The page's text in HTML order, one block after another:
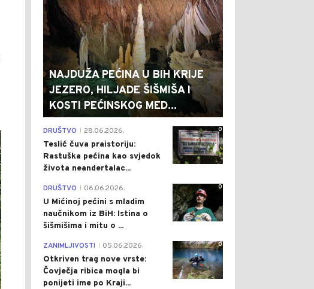
NAJDUŽA PEĆINA U BIH KRIJE
JEZERO, HILJADE ŠIŠMIŠA I
KOSTI PEĆINSKOG MED...
0
DRUŠTVO 28.06.2026.
Teslić čuva praistoriju:
Rastuška pećina kao svjedok
života neandertalac...
0
DRUŠTVO 06.06.2026.
U Mićinoj pećini s mladim
naučnikom iz BiH: Istina o
šišmišima i mitu o ...
0
ZANIMLJIVOSTI 05.06.2026.
Otkriven trag nove vrste:
Čovječja ribica mogla bi
ponijeti ime po Kraji...